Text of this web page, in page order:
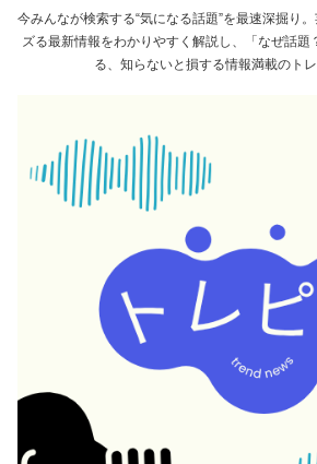
今みんなが検索する“気になる話題”を最速深掘り
ズる最新情報をわかりやすく解説し、「なぜ話題
る、知らないと損する情報満載のトレ